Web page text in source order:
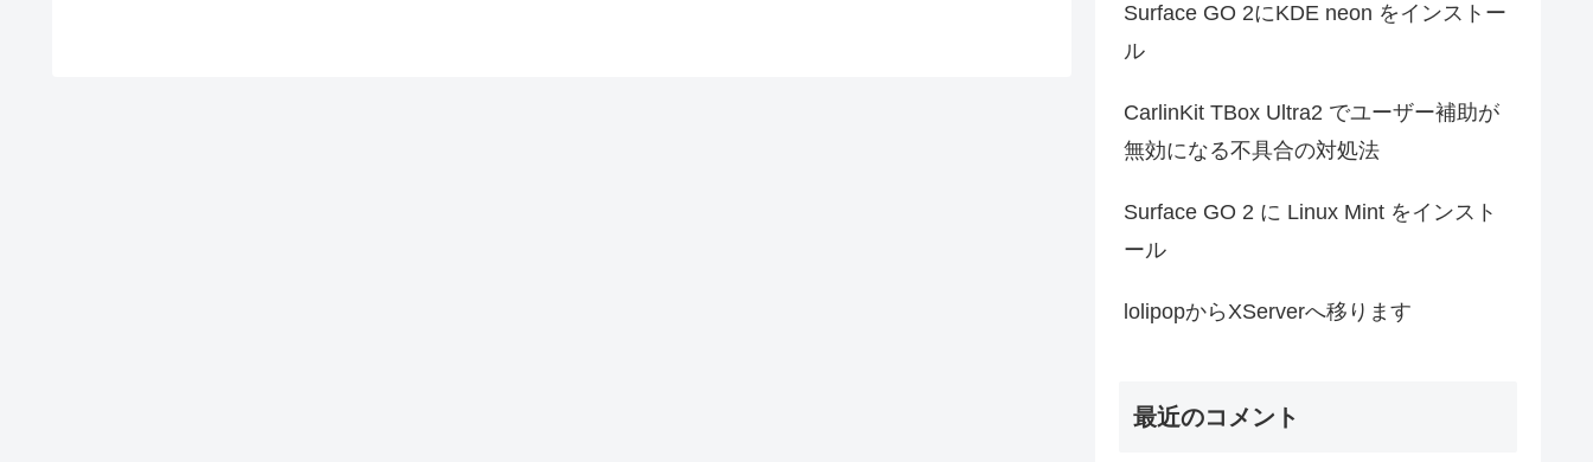
Surface GO 2にKDE neon をインストー
ル
CarlinKit TBox Ultra2 でユーザー補助が
無効になる不具合の対処法
Surface GO 2 に Linux Mint をインスト
ール
lolipopからXServerへ移ります
最近のコメント